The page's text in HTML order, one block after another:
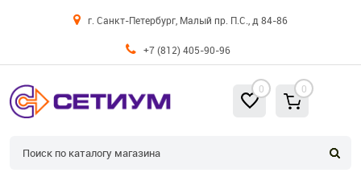
г. Санкт-Петербург, Малый пр. П.С., д 84-86
+7 (812) 405-90-96
0 0